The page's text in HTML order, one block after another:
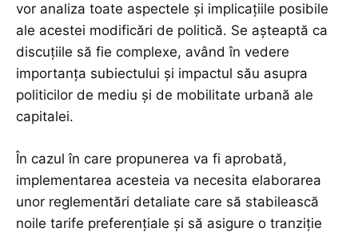
vor analiza toate aspectele și implicațiile posibile
ale acestei modificări de politică. Se așteaptă ca
discuțiile să fie complexe, având în vedere
importanța subiectului și impactul său asupra
politicilor de mediu și de mobilitate urbană ale
capitalei.
În cazul în care propunerea va fi aprobată,
implementarea acesteia va necesita elaborarea
unor reglementări detaliate care să stabilească
noile tarife preferențiale și să asigure o tranziție